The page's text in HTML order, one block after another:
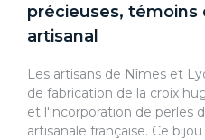
précieuses, témoins
artisanal
Les artisans de Nîmes et
de fabrication de la croix
et l'incorporation de perles
artisanale française. Ce